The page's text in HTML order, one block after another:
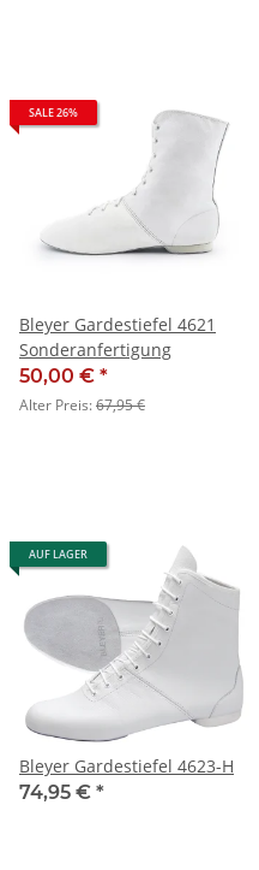
SALE 26%
Bleyer Gardestiefel 4621
Sonderanfertigung
50,00 € *
Alter Preis:67,95 €
AUF LAGER
Bleyer Gardestiefel 4623-H
74,95 € *